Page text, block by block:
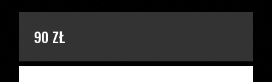
90 ZŁ
PODAJ KWOTĘ